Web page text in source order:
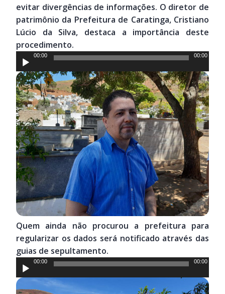
evitar divergências de informações. O diretor de
patrimônio da Prefeitura de Caratinga, Cristiano
Lúcio da Silva, destaca a importância deste
procedimento.
Tocador
de
áudio
00:00 00:00
Quem ainda não procurou a prefeitura para
regularizar os dados será notificado através das
guias de sepultamento.
Tocador
de
áudio
00:00 00:00